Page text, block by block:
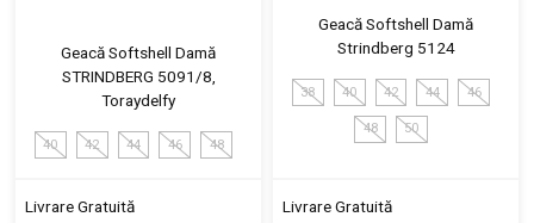
Geacă Softshell Damă
STRINDBERG 5091/8,
Toraydelfy
40 42 44 46 48
Livrare Gratuită
Geacă Softshell Damă
Strindberg 5124
38 40 42 44 46
48 50
Livrare Gratuită